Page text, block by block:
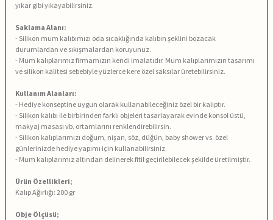
yıkar gibi yıkayabilirsiniz.
Saklama Alanı:
- Silikon mum kalıbımızı oda sıcaklığında kalıbın şeklini bozacak
durumlardan ve sıkışmalardan koruyunuz.
- Mum kalıplarımız firmamızın kendi imalatıdır. Mum kalıplarımızın tasarımı
ve silikon kalitesi sebebiyle yüzlerce kere özel saksılar üretebilirsiniz.
Kullanım Alanları:
- Hediye konseptine uygun olarak kullanabileceğiniz özel bir kalıptır.
- Silikon kalıbı ile birbirinden farklı objeleri tasarlayarak evinde konsol üstü,
makyaj masası vb. ortamlarını renklendirebilirsin.
- Silikon kalıplarımızı doğum, nişan, söz, düğün, baby shower vs. özel
günlerinizde hediye yapımı için kullanabilirsiniz.
- Mum kalıplarımız altından delinerek fitil geçirilebilecek şekilde üretilmiştir.
Ürün Özellikleri;
Kalıp Ağırlığı: 200 gr
Obje Ölçüsü;